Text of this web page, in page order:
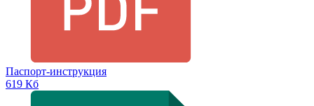
Паспорт-инструкция
619 Кб